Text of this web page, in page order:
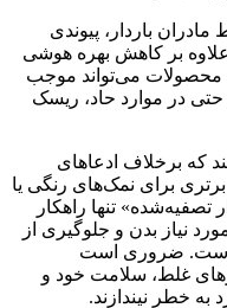
باردار، پیوندی
بر کاهش بهره هوشی
می‌تواند موجب
حتی در موارد حاد، ریسک
که برخلاف ادعاهای
برای نمک‌های رنگی یا
تصفیه‌شده» تنها راهکار
نیاز بدن و جلوگیری از
است. ضروری است
غلط، سلامت خود و
به خطر نیندازند.